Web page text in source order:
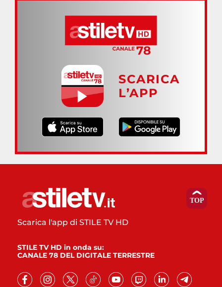
SCARICA
L’APP
Scarica l'app di STILE TV HD
STILE TV HD in onda su:
CANALE 78 DEL DIGITALE TERRESTRE